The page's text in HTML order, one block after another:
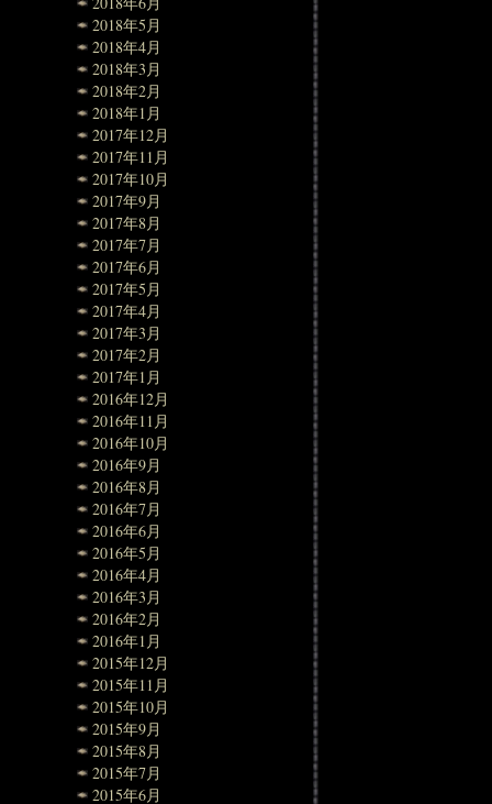
2018年5月
2018年4月
2018年3月
2018年2月
2018年1月
2017年12月
2017年11月
2017年10月
2017年9月
2017年8月
2017年7月
2017年6月
2017年5月
2017年4月
2017年3月
2017年2月
2017年1月
2016年12月
2016年11月
2016年10月
2016年9月
2016年8月
2016年7月
2016年6月
2016年5月
2016年4月
2016年3月
2016年2月
2016年1月
2015年12月
2015年11月
2015年10月
2015年9月
2015年8月
2015年7月
2015年6月